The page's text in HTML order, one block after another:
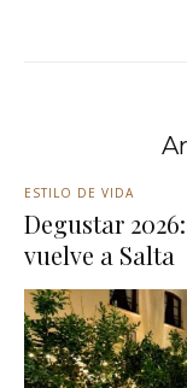
ESTILO DE VIDA
Degustar
vuelve a Salta